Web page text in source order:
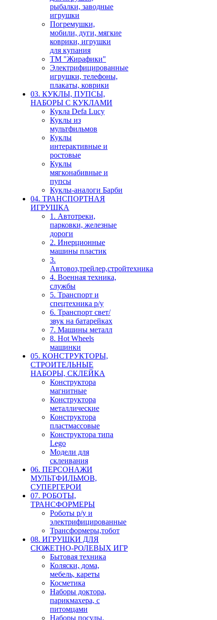
рыбалки, заводные
игрушки
Погремушки,
мобили, дуги, мягкие
коврики, игрушки
для купания
ТМ "Жирафики"
Электрифицированные
игрушки, телефоны,
плакаты, коврики
03. КУКЛЫ, ПУПСЫ,
НАБОРЫ С КУКЛАМИ
Кукла Defa Lucy
Куклы из
мультфильмов
Куклы
интерактивные и
ростовые
Куклы
мягконабивные и
пупсы
Куклы-аналоги Барби
04. ТРАНСПОРТНАЯ
ИГРУШКА
1. Автотреки,
парковки, железные
дороги
2. Инерционные
машины пластик
3.
Автовоз,трейлер,стройтехника
4. Военная техника,
службы
5. Транспорт и
спецтехника р/у
6. Транспорт свет/
звук на батарейках
7. Машины металл
8. Hot Wheels
машинки
05. КОНСТРУКТОРЫ,
СТРОИТЕЛЬНЫЕ
НАБОРЫ, СКЛЕЙКА
Конструктора
магнитные
Конструктора
металлические
Конструктора
пластмассовые
Конструктора типа
Lego
Модели для
склеивания
06. ПЕРСОНАЖИ
МУЛЬТФИЛЬМОВ,
СУПЕРГЕРОИ
07. РОБОТЫ,
ТРАНСФОРМЕРЫ
Роботы р/у и
электрифицированные
Трансформеры,тобот
08. ИГРУШКИ ДЛЯ
СЮЖЕТНО-РОЛЕВЫХ ИГР
Бытовая техника
Коляски, дома,
мебель, кареты
Косметика
Наборы доктора,
парикмахера, с
питомцами
Наборы посуды,